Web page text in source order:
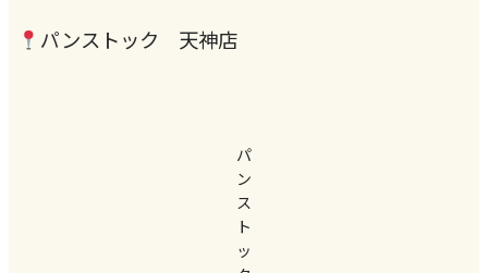
パンストック 天神店
パ
ン
ス
ト
ッ